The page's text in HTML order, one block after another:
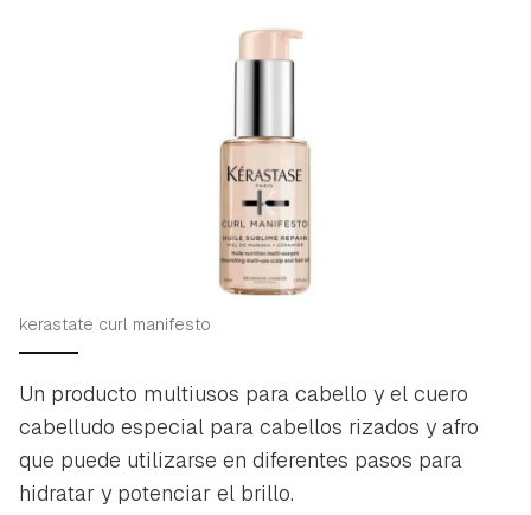
kerastate curl manifesto
Un producto multiusos para cabello y el cuero
cabelludo especial para cabellos rizados y afro
que puede utilizarse en diferentes pasos para
hidratar y potenciar el brillo.